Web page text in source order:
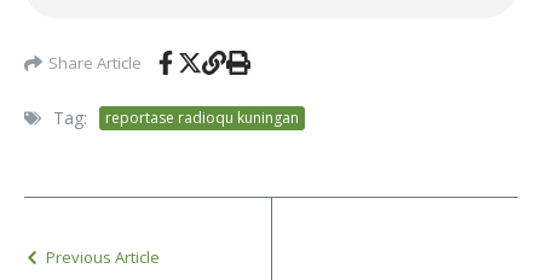
Share Article
Tag: reportase radioqu kuningan
Previous Article